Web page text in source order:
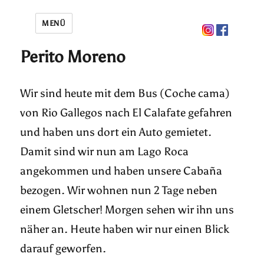
MENÜ
Perito Moreno
Wir sind heute mit dem Bus (Coche cama)
von Rio Gallegos nach El Calafate gefahren
und haben uns dort ein Auto gemietet.
Damit sind wir nun am Lago Roca
angekommen und haben unsere Cabaña
bezogen. Wir wohnen nun 2 Tage neben
einem Gletscher! Morgen sehen wir ihn uns
näher an. Heute haben wir nur einen Blick
darauf geworfen.